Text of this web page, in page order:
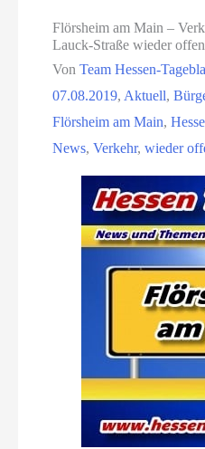
Flörsheim am Main –
Lauck-Straße wieder offen
VonTeam Hessen-
07.08.2019, Aktuell,
Flörsheim am Main,
News,Verkehr,wieder